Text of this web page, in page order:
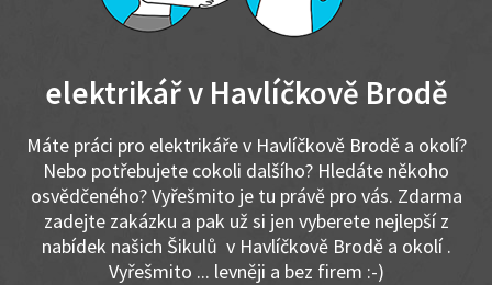
elektrikář v Havlíčkově Brodě
Máte práci pro elektrikáře v Havlíčkově Brodě a okolí?
Nebo potřebujete cokoli dalšího? Hledáte někoho
osvědčeného? Vyřešmito je tu právě pro vás. Zdarma
zadejte zakázku a pak už si jen vyberete nejlepší z
nabídek našich Šikulů v Havlíčkově Brodě a okolí .
Vyřešmito ... levněji a bez firem :-)